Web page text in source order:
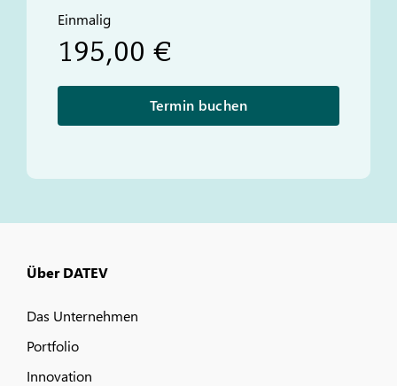
Einmalig
195,00 €
Termin buchen
Über DATEV
Das Unternehmen
Portfolio
Innovation